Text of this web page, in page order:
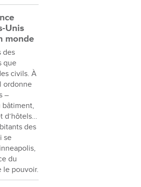
Unis
monde
des
que
civils. À
ordonne
–
bâtiment,
d’hôtels…
des
se
du
le pouvoir.